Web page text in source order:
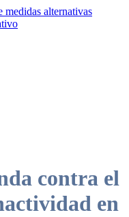
medidas alternativas
contra el
en